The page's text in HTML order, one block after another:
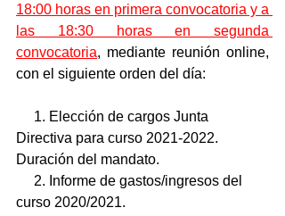
18:00 horas en primera convocatoria y a
las 18:30 horas en segunda
convocatoria, mediante reunión online,
con el siguiente orden del día:
Directiva para curso 2021-2022.
Duración del mandato.
curso 2020/2021.